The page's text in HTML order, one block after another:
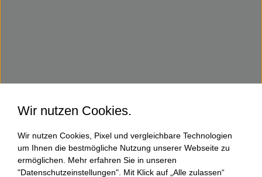
Wir nutzen Cookies.
Wir nutzen Cookies, Pixel und vergleichbare Technologien
um Ihnen die bestmögliche Nutzung unserer Webseite zu
ermöglichen. Mehr erfahren Sie in unseren
"Datenschutzeinstellungen". Mit Klick auf „Alle zulassen“